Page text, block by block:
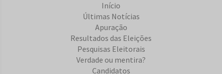
Início
Últimas Notícias
Apuração
Resultados das Eleições
Pesquisas Eleitorais
Verdade ou mentira?
Candidatos